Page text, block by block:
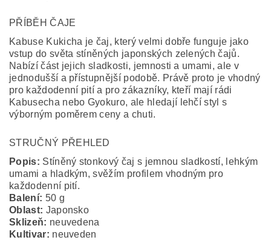
PŘÍBĚH ČAJE
Kabuse Kukicha je čaj, který velmi dobře funguje jako
vstup do světa stíněných japonských zelených čajů.
Nabízí část jejich sladkosti, jemnosti a umami, ale v
jednodušší a přístupnější podobě. Právě proto je vhodný
pro každodenní pití a pro zákazníky, kteří mají rádi
Kabusecha nebo Gyokuro, ale hledají lehčí styl s
výborným poměrem ceny a chuti.
STRUČNÝ PŘEHLED
Popis: Stíněný stonkový čaj s jemnou sladkostí, lehkým
umami a hladkým, svěžím profilem vhodným pro
každodenní pití.
Balení: 50 g
Oblast: Japonsko
Sklizeň: neuvedena
Kultivar: neuveden